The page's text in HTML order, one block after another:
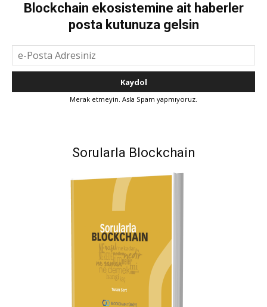
Blockchain ekosistemine ait haberler
posta kutunuza gelsin
Merak etmeyin. Asla Spam yapmıyoruz.
Sorularla Blockchain